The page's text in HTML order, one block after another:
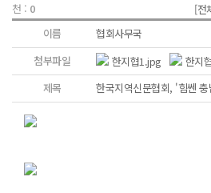
천 : 0 [전
이름
협회사무국
첨부파일
한지협1.jpg
한지
제목
한국지역신문협회, '힘쎈